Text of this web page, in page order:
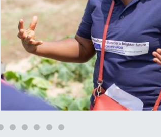
unterstützt? Dann sind Sie bei uns